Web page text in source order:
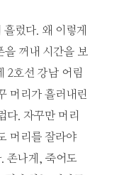
렀다. 왜 이렇게
을 꺼내 시간을 보
2호선 강남 어림
머리가 흘러내린
다. 자꾸만 머리
머리를 잘라야
존나게, 죽어도